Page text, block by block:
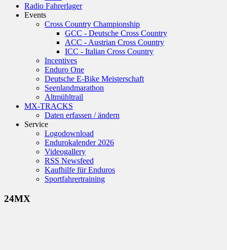
Radio Fahrerlager
Events
Cross Country Championship
GCC - Deutsche Cross Country
ACC - Austrian Cross Country
ICC - Italian Cross Country
Incentives
Enduro One
Deutsche E-Bike Meisterschaft
Seenlandmarathon
Altmühltrail
MX-TRACKS
Daten erfassen / ändern
Service
Logodownload
Endurokalender 2026
Videogallery
RSS Newsfeed
Kaufhilfe für Enduros
Sportfahrertraining
24MX